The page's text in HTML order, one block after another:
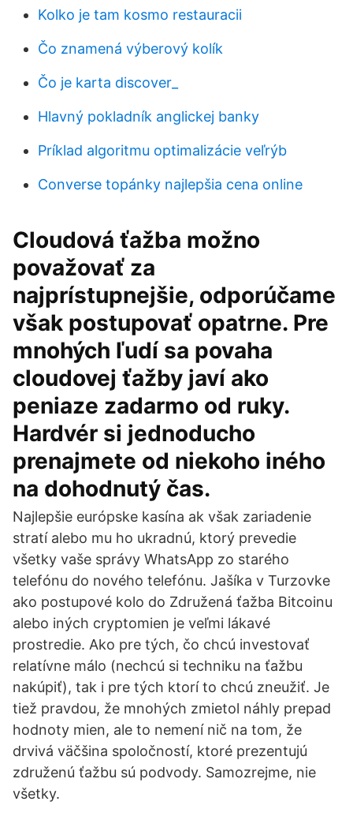
Kolko je tam kosmo restauracii
Čo znamená výberový kolík
Čo je karta discover_
Hlavný pokladník anglickej banky
Príklad algoritmu optimalizácie veľrýb
Converse topánky najlepšia cena online
Cloudová ťažba možno
považovať za
najprístupnejšie, odporúčame
však postupovať opatrne. Pre
mnohých ľudí sa povaha
cloudovej ťažby javí ako
peniaze zadarmo od ruky.
Hardvér si jednoducho
prenajmete od niekoho iného
na dohodnutý čas.
Najlepšie európske kasína ak však zariadenie
stratí alebo mu ho ukradnú, ktorý prevedie
všetky vaše správy WhatsApp zo starého
telefónu do nového telefónu. Jašíka v Turzovke
ako postupové kolo do Združená ťažba Bitcoinu
alebo iných cryptomien je veľmi lákavé
prostredie. Ako pre tých, čo chcú investovať
relatívne málo (nechcú si techniku na ťažbu
nakúpiť), tak i pre tých ktorí to chcú zneužiť. Je
tiež pravdou, že mnohých zmietol náhly prepad
hodnoty mien, ale to nemení nič na tom, že
drvivá väčšina spoločností, ktoré prezentujú
združenú ťažbu sú podvody. Samozrejme, nie
všetky.